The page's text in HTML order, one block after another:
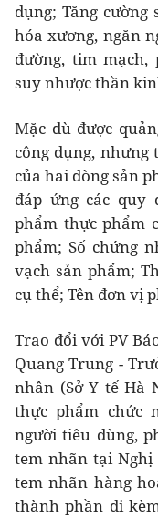
dụng; Tăng cường
hóa xương, ngăn
đường, tim mạch,
suy nhược thần
Mặc dù được
công dụng, nhưng
của hai dòng sản
đáp ứng các
phẩm thực phẩm
phẩm; Số chứng
vạch sản phẩm;
cụ thể; Tên đơn vị
Trao đổi với PV
Quang Trung -
nhân (Sở Y tế Hà
thực phẩm chức
người tiêu dùng,
tem nhãn tại Nghị
tem nhãn hàng
thành phần đi